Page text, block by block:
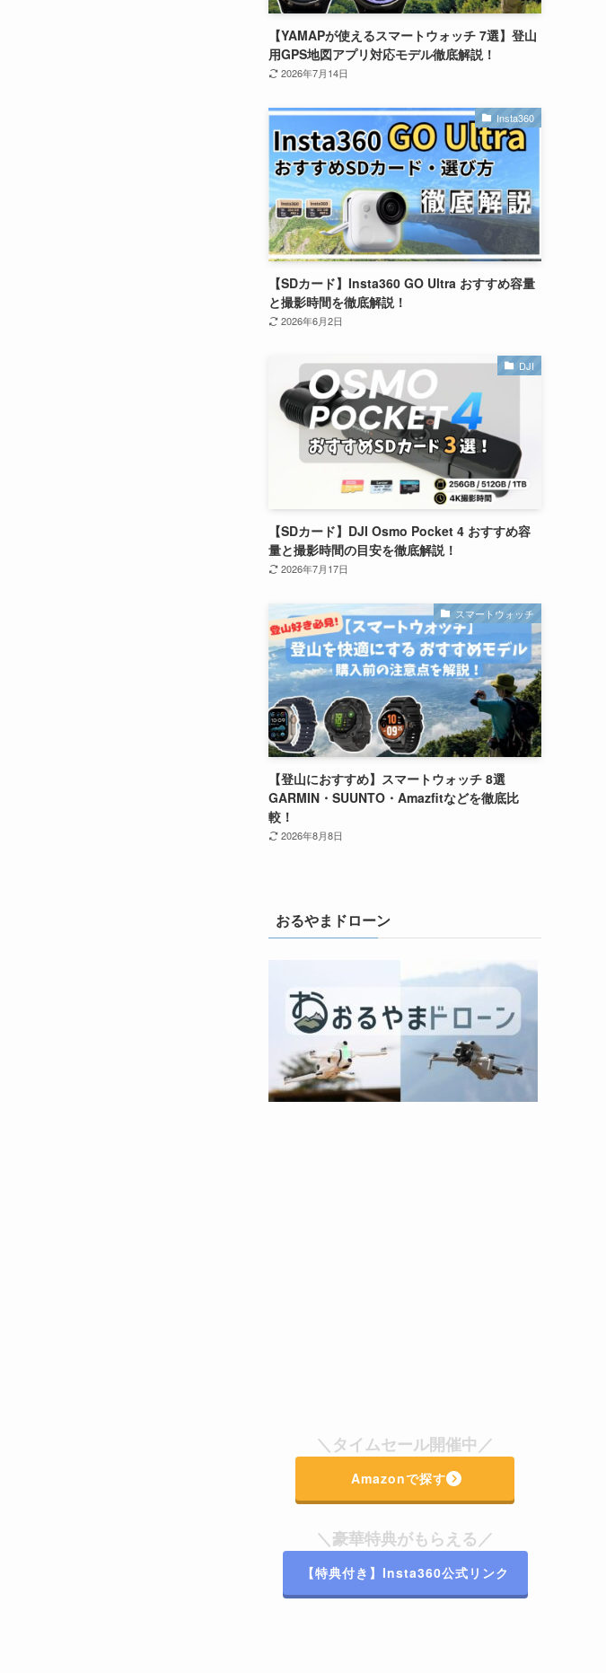
【YAMAPが使えるスマートウォッチ 7選】登山
用GPS地図アプリ対応モデル徹底解説！
2026年7月14日
Insta360
【SDカード】Insta360 GO Ultra おすすめ容量
と撮影時間を徹底解説！
2026年6月2日
DJI
【SDカード】DJI Osmo Pocket 4 おすすめ容
量と撮影時間の目安を徹底解説！
2026年7月17日
スマートウォッチ
【登山におすすめ】スマートウォッチ 8選
GARMIN・SUUNTO・Amazfitなどを徹底比
較！
2026年8月8日
おるやまドローン
＼タイムセール開催中／
Amazonで探す
＼豪華特典がもらえる／
【特典付き】Insta360公式リンク